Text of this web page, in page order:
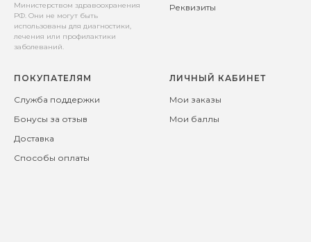
Министерством здравоохранения
РФ. Они не могут быть
использованы для диагностики,
лечения или профилактики
заболеваний.
Реквизиты
ПОКУПАТЕЛЯМ
Служба поддержки
Бонусы за отзыв
Доставка
Способы оплаты
ЛИЧНЫЙ КАБИНЕТ
Мои заказы
Мои баллы